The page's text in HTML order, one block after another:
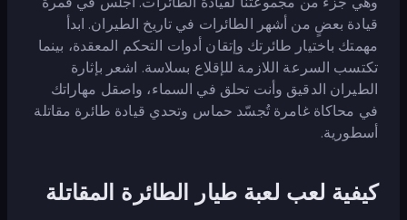
قيادة بعضٍ من أشهر الطائرات في تاريخ الطيران. ابدأ
مهمتك باختيار طائرتك وإتقان أدوات التحكم المعقدة، بينما
تكتسب السرعة اللازمة للإقلاع بسلاسة. اشعر بإثارة
الطيران الدقيق وأنت تحلق في السماء، واصقل مهاراتك
في محاكاة غامرة تُجسّد حماس وتحدي قيادة طائرة مقاتلة
أسطورية.
كيفية لعب لعبة طيار الطائرة المقاتلة